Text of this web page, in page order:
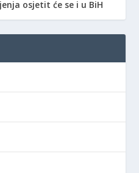
osjetit će se i u BiH